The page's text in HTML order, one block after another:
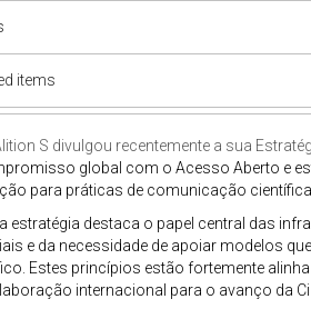
items
S divulgou recentemente a sua
global com o Acesso Aberto e
para práticas de comunicação
estratégia destaca o papel central das
e da necessidade de apoiar modelos
Estes princípios estão fortemente
internacional para o avanço da